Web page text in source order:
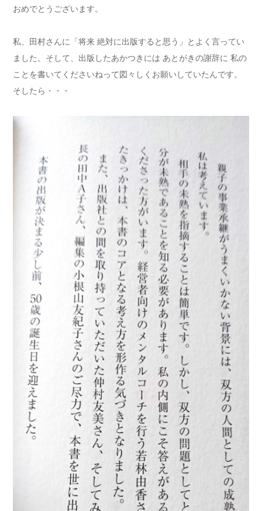
おめでとうございます。
私、田村さんに「将来 絶対に出版すると思う」とよく言ってい
ました。そして、出版したあかつきには あとがきの謝辞に 私の
ことを書いてくださいねって図々しくお願いしていたんです。
そしたら・・・